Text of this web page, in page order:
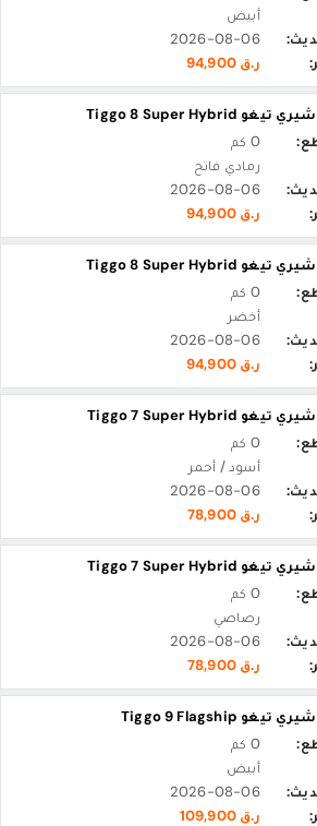
أبيض
2026-08-06
ر.ق 94,900
0 كم
رمادي فاتح
2026-08-06
ر.ق 94,900
0 كم
أخضر
2026-08-06
ر.ق 94,900
0 كم
أسود / أحمر
2026-08-06
ر.ق 78,900
0 كم
رصاصي
2026-08-06
ر.ق 78,900
0 كم
أبيض
2026-08-06
ر.ق 109,900